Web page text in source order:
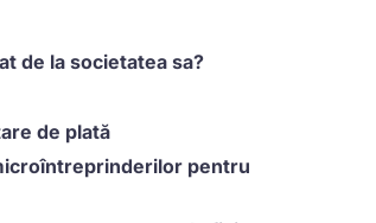
de la societatea sa?
de plată
pentru